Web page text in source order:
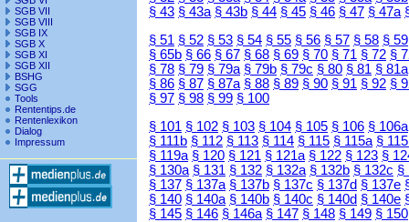
SGB VII
SGB VIII
SGB IX
SGB X
SGB XI
SGB XII
BSHG
SGG
Tools
Rententips.de
Rentenlexikon
Dialog
Impressum
§ 43 § 43a § 43b § 44 § 45 § 46 § 47 § 47a
§ 51 § 52 § 53 § 54 § 55 § 56 § 57 § 58 § 59
§ 65b § 66 § 67 § 68 § 69 § 70 § 71 § 72 §
§ 78 § 79 § 79a § 79b § 79c § 80 § 81 § 81a
§ 86 § 87 § 87a § 88 § 89 § 90 § 91 § 92 §
§ 97 § 98 § 99 § 100
§ 101 § 102 § 103 § 104 § 105 § 106 § 106a
§ 111b § 112 § 113 § 114 § 115 § 115a §
§ 119a § 120 § 121 § 121a § 122 § 123 §
§ 130a § 131 § 132 § 132a § 132b § 132c §
§ 137 § 137a § 137b § 137c § 137d § 137e
§ 140 § 140a § 140b § 140c § 140d § 140e
§ 145 § 146 § 146a § 147 § 148 § 149 § 150